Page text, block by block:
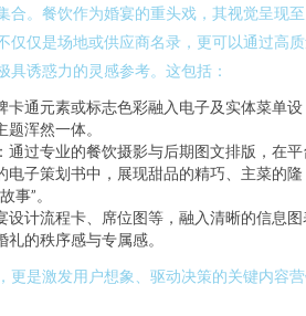
合。餐饮作为婚宴的重头戏，其视觉呈现
仅仅是场地或供应商名录，更可以通过高
具诱惑力的灵感参考。这包括：
卡通元素或标志色彩融入电子及实体菜单设
浑然一体。
：通过专业的餐饮摄影与后期图文排版，在
电子策划书中，展现甜品的精巧、主菜的隆
事”。
设计流程卡、席位图等，融入清晰的信息图
的秩序感与专属感。
更是激发用户想象、驱动决策的关键内容